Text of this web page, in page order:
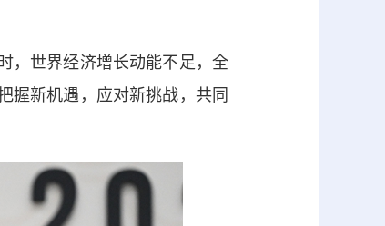
世界经济增长动能不足，全
握新机遇，应对新挑战，共同